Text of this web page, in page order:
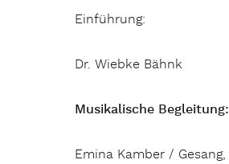
Einführung:
Dr. Wiebke Bähnk
Musikalische Begleitung:
Emina Kamber / Gesang,